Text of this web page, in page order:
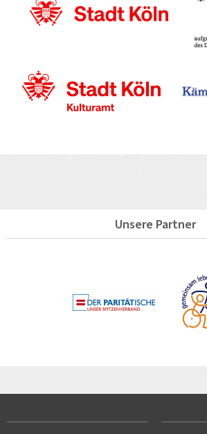
Unsere Partner